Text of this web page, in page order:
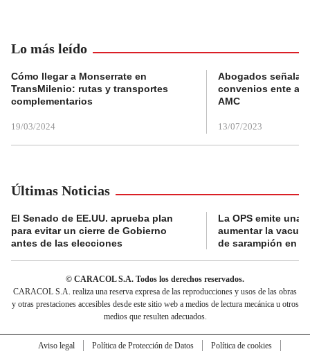
Lo más leído
Cómo llegar a Monserrate en
TransMilenio: rutas y transportes
complementarios
19/03/2024
Abogados
convenios ente
AMC
13/07/2023
Últimas Noticias
El Senado de EE.UU. aprueba plan
para evitar un cierre de Gobierno
antes de las elecciones
La OPS emite una
aumentar la
de sarampión en
© CARACOL S.A. Todos los derechos reservados.
CARACOL S.A. realiza una reserva expresa de las reproducciones y usos de las obras
y otras prestaciones accesibles desde este sitio web a medios de lectura mecánica u otros
medios que resulten adecuados.
Aviso legal Política de Protección de Datos
Política de cookies